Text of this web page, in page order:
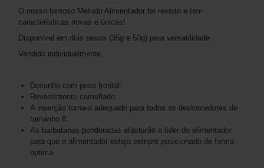
O nosso famoso Método Alimentador foi revisto e tem
características novas e únicas!
Disponível em dois pesos (35g e 50g) para versatilidade.
Vendido individualmente.
Desenho com peso frontal.
Revestimento camuflado.
A inserção torna-o adequado para todos os destorcedores de
tamanho 8.
As barbatanas ponderadas afastarão o líder do alimentador
para que o alimentador esteja sempre posicionado de forma
óptima.